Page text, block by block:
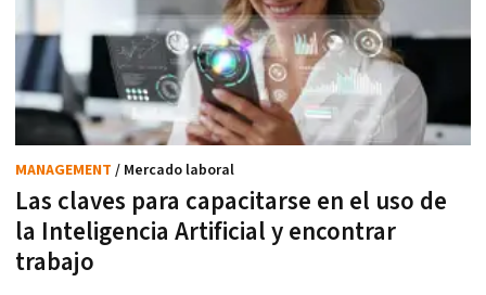
Las claves para capacitarse en el uso de
la Inteligencia Artificial y encontrar
trabajo
MANAGEMENT / Mercado laboral